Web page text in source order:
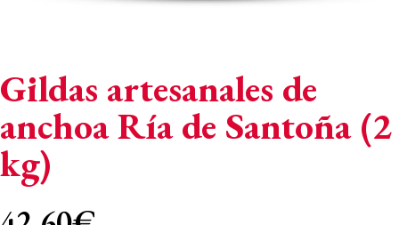
Gildas artesanales de
anchoa Ría de Santoña (2
kg)